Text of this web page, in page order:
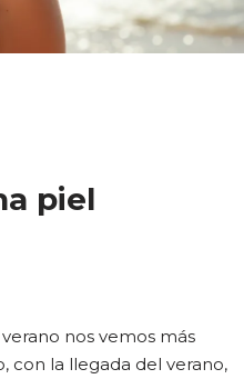
piel
nos vemos más
con la llegada del verano,